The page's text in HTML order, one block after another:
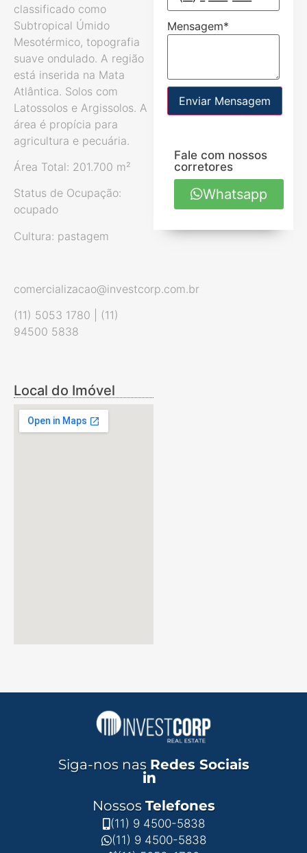
classificado como
Subtropical Úmido
Mesotérmico, topografia
suave ondulado. A região
está inserida na Mata
Atlântica. Solos com
Latossolos e Argissolos. A
área é propícia para
agricultura e pecuária.
Área Total: 201.700 m²
Status de Ocupação:
ocupado
Cultura: pastagem
comercializacao@investcorp.com.br
(11) 5053 1780 | (11)
94500 5838
Local do Imóvel
Mensagem*
Enviar Mensagem
Fale com nossos
corretores
Whatsapp
Siga-nos nas Redes Sociais
Nossos Telefones
(11) 9 4500-5838
(11) 9 4500-5838